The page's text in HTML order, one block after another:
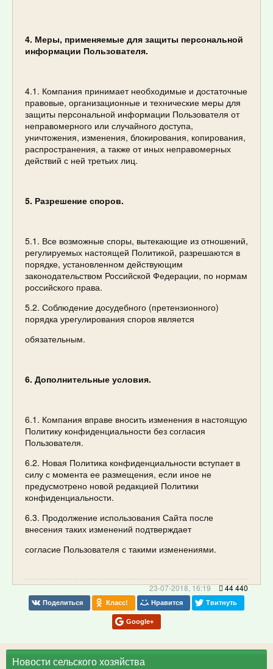
4. Меры, применяемые для защиты персональной
информации Пользователя.
4.1. Компания принимает необходимые и достаточные
правовые, организационные и технические меры для
защиты персональной информации Пользователя от
неправомерного или случайного доступа,
уничтожения, изменения, блокирования, копирования,
распространения, а также от иных неправомерных
действий с ней третьих лиц.
5. Разрешение споров.
5.1. Все возможные споры, вытекающие из отношений,
регулируемых настоящей Политикой, разрешаются в
порядке, установленном действующим
законодательством Российской Федерации, по нормам
российского права.
5.2. Соблюдение досудебного (претензионного)
порядка урегулирования споров является
обязательным.
6. Дополнительные условия.
6.1. Компания вправе вносить изменения в настоящую
Политику конфиденциальности без согласия
Пользователя.
6.2. Новая Политика конфиденциальности вступает в
силу с момента ее размещения, если иное не
предусмотрено новой редакцией Политики
конфиденциальности.
6.3. Продолжение использования Сайта после
внесения таких изменений подтверждает
согласие Пользователя с такими изменениями.
23-07-2018, 16:19 44 440
Поделиться Класс! Нравится Твитнуть
Google+
Новости сельского хозяйства